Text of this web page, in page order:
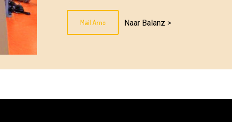
Mail Arno Naar Balanz >